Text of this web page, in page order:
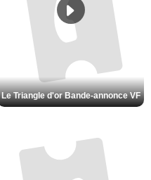
Le Triangle d'or Bande-annonce VF